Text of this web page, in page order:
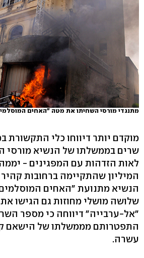
מתנגדי מורסי השחיתו את מטה "האחים
מוקדם יותר דיווחו כלי התקשורת
שרים בממשלתו של הנשיא מורסי
לאות הזדהות עם המפגינים -
המיליון שהתקיימה ברחובות קהיר
הנשיא מתנועת "האחים
שלושה מושלי מחוזות גם הגישו
"אל-ערבייה" דיווחה כי מספר
התפטרותם מממשלתו של הישאם
עשרה.